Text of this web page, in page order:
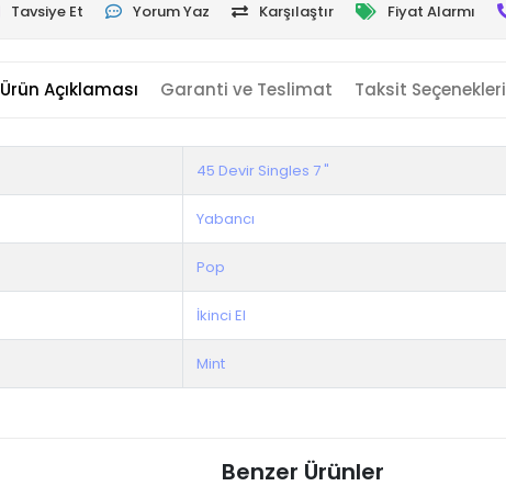
Tavsiye Et Yorum Yaz Karşılaştır Fiyat Alarmı
Ürün Açıklaması Garanti ve Teslimat Taksit Seçenekleri
45 Devir Singles 7 "
Yabancı
Pop
İkinci El
Mint
Benzer Ürünler